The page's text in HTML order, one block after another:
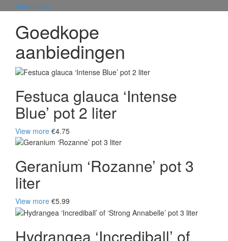
View more
Goedkope
aanbiedingen
Festuca glauca ‘Intense
Blue’ pot 2 liter
View more €4.75
Geranium ‘Rozanne’ pot 3
liter
View more €5.99
Hydrangea ‘Incrediball’ of